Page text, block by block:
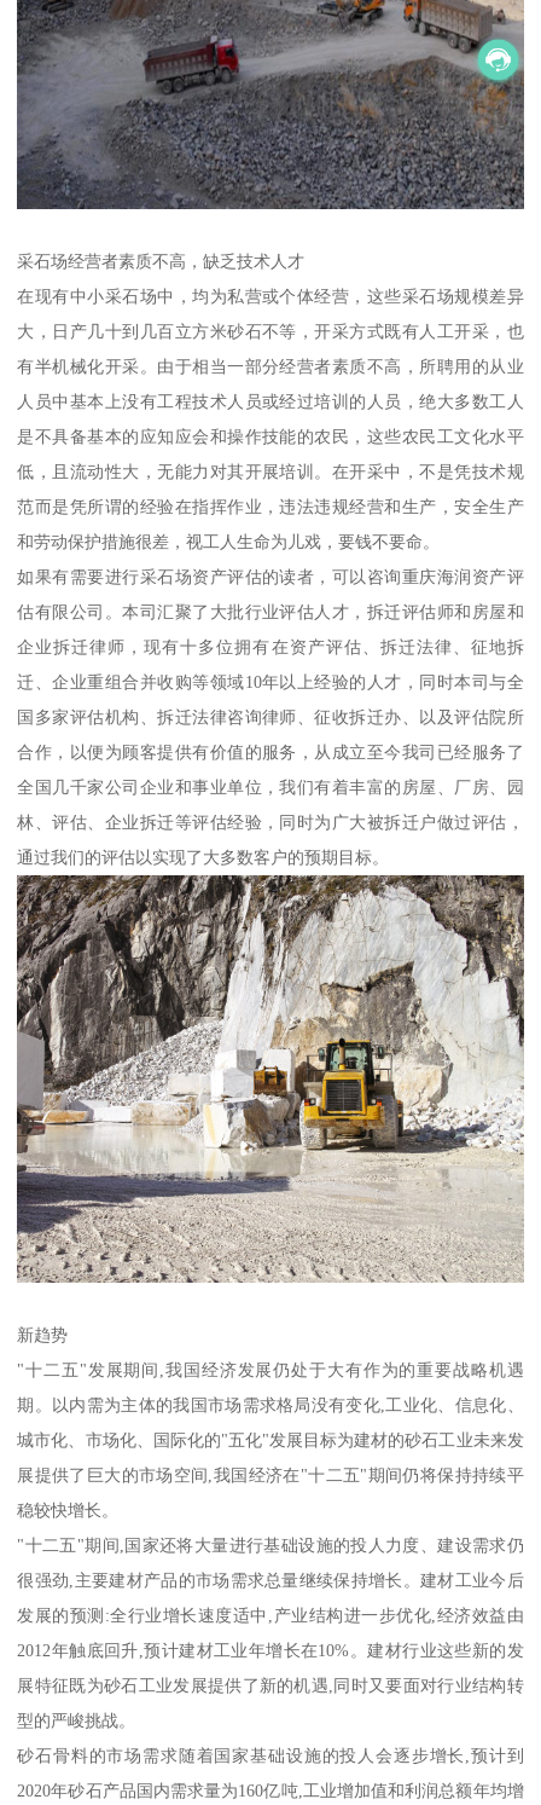
采石场经营者素质不高，缺乏技术人才
在现有中小采石场中，均为私营或个体经营，这些采石场规模差异
大，日产几十到几百立方米砂石不等，开采方式既有人工开采，也
有半机械化开采。由于相当一部分经营者素质不高，所聘用的从业
人员中基本上没有工程技术人员或经过培训的人员，绝大多数工人
是不具备基本的应知应会和操作技能的农民，这些农民工文化水平
低，且流动性大，无能力对其开展培训。在开采中，不是凭技术规
范而是凭所谓的经验在指挥作业，违法违规经营和生产，安全生产
和劳动保护措施很差，视工人生命为儿戏，要钱不要命。
如果有需要进行采石场资产评估的读者，可以咨询重庆海润资产评
估有限公司。本司汇聚了大批行业评估人才，拆迁评估师和房屋和
企业拆迁律师，现有十多位拥有在资产评估、拆迁法律、征地拆
迁、企业重组合并收购等领域10年以上经验的人才，同时本司与全
国多家评估机构、拆迁法律咨询律师、征收拆迁办、以及评估院所
合作，以便为顾客提供有价值的服务，从成立至今我司已经服务了
全国几千家公司企业和事业单位，我们有着丰富的房屋、厂房、园
林、评估、企业拆迁等评估经验，同时为广大被拆迁户做过评估，
通过我们的评估以实现了大多数客户的预期目标。
新趋势
"十二五"发展期间,我国经济发展仍处于大有作为的重要战略机遇
期。以内需为主体的我国市场需求格局没有变化,工业化、信息化、
城市化、市场化、国际化的"五化"发展目标为建材的砂石工业未来发
展提供了巨大的市场空间,我国经济在"十二五"期间仍将保持持续平
稳较快增长。
"十二五"期间,国家还将大量进行基础设施的投人力度、建设需求仍
很强劲,主要建材产品的市场需求总量继续保持增长。建材工业今后
发展的预测:全行业增长速度适中,产业结构进一步优化,经济效益由
2012年触底回升,预计建材工业年增长在10%。建材行业这些新的发
展特征既为砂石工业发展提供了新的机遇,同时又要面对行业结构转
型的严峻挑战。
砂石骨料的市场需求随着国家基础设施的投人会逐步增长,预计到
2020年砂石产品国内需求量为160亿吨,工业增加值和利润总额年均增